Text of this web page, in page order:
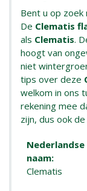
Bent u op zoek
De Clematis
als Clematis.
hoogt van
niet
tips over deze
welkom in ons
rekening mee
zijn, dus ook
Nederlandse
naam:
Clematis